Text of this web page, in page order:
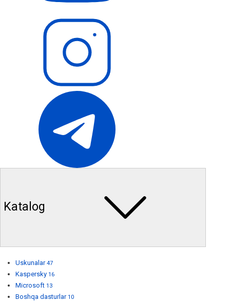
Katalog
Uskunalar 47
Kaspersky 16
Microsoft 13
Boshqa dasturlar 10